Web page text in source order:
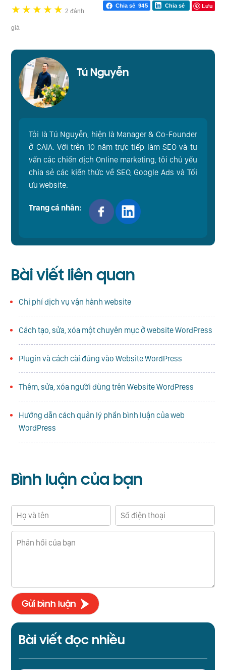
★ ★ ★ ★ ★ 2 đánh
giá
Chia sẻ 945 Chia sẻ Lưu
Tú Nguyễn
Tôi là Tú Nguyễn, hiện là Manager & Co-Founder
ở CAIA. Với trên 10 năm trực tiếp làm SEO và tư
vấn các chiến dịch Online marketing, tôi chủ yếu
chia sẻ các kiến thức về SEO, Google Ads và Tối
ưu website.
Trang cá nhân:
Bài viết liên quan
Chi phí dịch vụ vận hành website
Cách tạo, sửa, xóa một chuyên mục ở website WordPress
Plugin và cách cài đúng vào Website WordPress
Thêm, sửa, xóa người dùng trên Website WordPress
Hướng dẫn cách quản lý phần bình luận của web
WordPress
Bình luậncủa bạn
Bài viết đọc nhiều